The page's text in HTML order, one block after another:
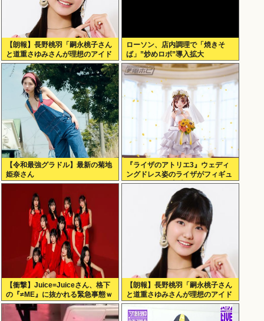
【朗報】長野桃羽「嗣永桃子さん
と道重さゆみさんが理想のアイド
ル像」
ローソン、店内調理で「焼きそ
ば」”炒めロボ”導入拡大
【令和最強グラドル】最新の菊地
姫奈さん
『ライザのアトリエ3』ウェディ
ングドレス姿のライザがフィギュ
ア化キタ───(ﾟ∀ﾟ)───!!!!!
【衝撃】Juice=Juiceさん、格下
の『≠ME』に抜かれる緊急事態ｗ
ｗｗｗｗｗｗｗｗｗｗｗ
【朗報】長野桃羽「嗣永桃子さん
と道重さゆみさんが理想のアイド
ル像」